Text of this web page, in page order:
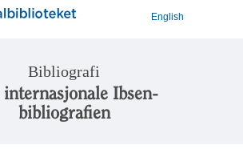
English
Bibliografi
internasjonale Ibsen-
bibliografien